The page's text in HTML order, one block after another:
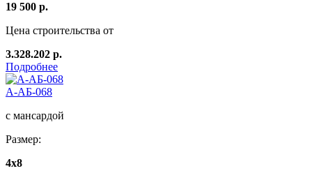
19 500 р.
Цена строительства от
3.328.202 р.
Подробнее
А-АБ-068
с мансардой
Размер:
4x8